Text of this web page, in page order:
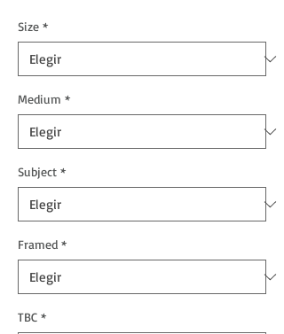
Size *
Medium *
Subject *
Framed *
TBC *